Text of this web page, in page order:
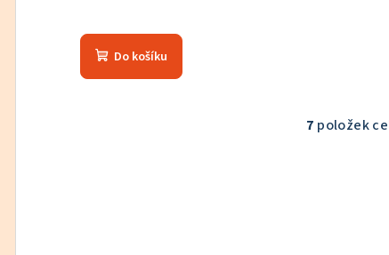
hodnocení
produktu
je
Do košíku
O
7 položek